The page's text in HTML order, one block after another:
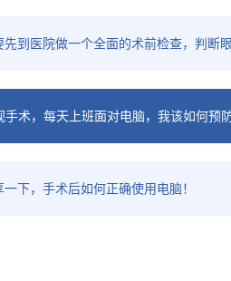
到医院做一个全面的术前检查，判断
术，每天上班面对电脑，我该如何预防
下，手术后如何正确使用电脑！